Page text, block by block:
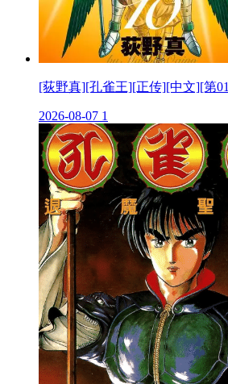
[荻野真][孔雀王][正传][中文][第
2026-08-07 1